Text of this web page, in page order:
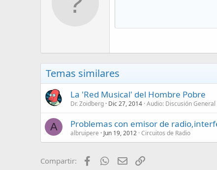
Temas similares
La 'Red Musical' del Hombre Pobre
Dr. Zoidberg Dic 27, 2014 Audio: Discusión General
A Problemas con emisor de
albruipere Jun 19, 2012 Circuitos de Radio
Compartir: FacebookWhatsApp
Email